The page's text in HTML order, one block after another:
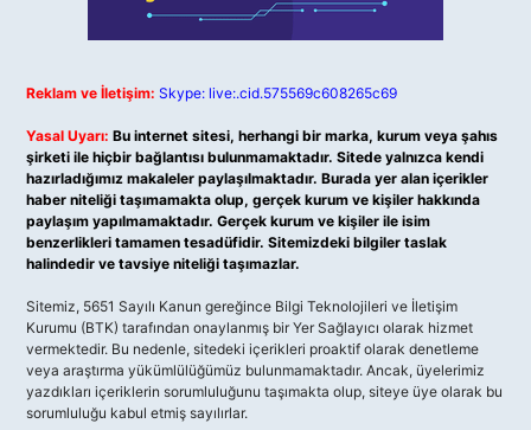
Reklam ve İletişim: Skype: live:.cid.575569c608265c69
Yasal Uyarı: Bu internet sitesi, herhangi bir marka, kurum veya şahıs
şirketi ile hiçbir bağlantısı bulunmamaktadır. Sitede yalnızca kendi
hazırladığımız makaleler paylaşılmaktadır. Burada yer alan içerikler
haber niteliği taşımamakta olup, gerçek kurum ve kişiler hakkında
paylaşım yapılmamaktadır. Gerçek kurum ve kişiler ile isim
benzerlikleri tamamen tesadüfidir. Sitemizdeki bilgiler taslak
halindedir ve tavsiye niteliği taşımazlar.
Sitemiz, 5651 Sayılı Kanun gereğince Bilgi Teknolojileri ve İletişim
Kurumu (BTK) tarafından onaylanmış bir Yer Sağlayıcı olarak hizmet
vermektedir. Bu nedenle, sitedeki içerikleri proaktif olarak denetleme
veya araştırma yükümlülüğümüz bulunmamaktadır. Ancak, üyelerimiz
yazdıkları içeriklerin sorumluluğunu taşımakta olup, siteye üye olarak bu
sorumluluğu kabul etmiş sayılırlar.